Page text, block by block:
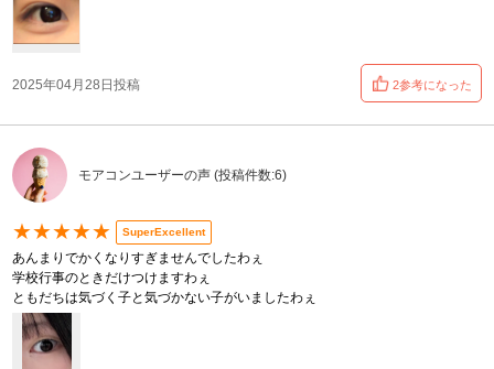
2025年04月28日投稿 2参考になった
モアコンユーザーの声 (投稿件数:6)
★★★★★ SuperExcellent
あんまりでかくなりすぎませんでしたわぇ
学校行事のときだけつけますわぇ
ともだちは気づく子と気づかない子がいましたわぇ